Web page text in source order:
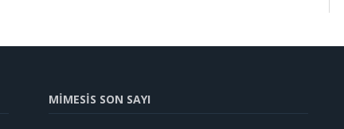
MİMESİS SON SAYI